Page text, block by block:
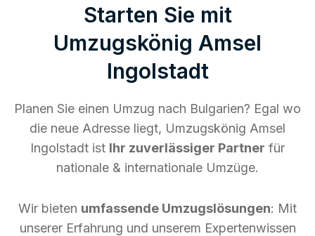
Starten Sie mit
Umzugskönig Amsel
Ingolstadt
Planen Sie einen Umzug nach Bulgarien? Egal wo
die neue Adresse liegt, Umzugskönig Amsel
Ingolstadt ist Ihr zuverlässiger Partner für
nationale & internationale Umzüge.
Wir bieten umfassende Umzugslösungen: Mit
unserer Erfahrung und unserem Expertenwissen